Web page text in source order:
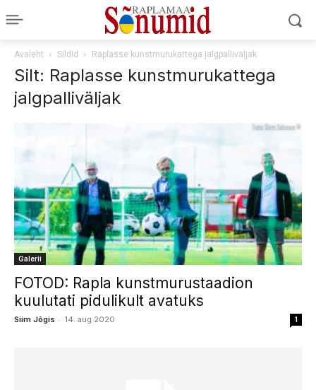
Avaleht Sildid Raplasse kunstmurukattega jalgpalliväljak
Silt: Raplasse kunstmurukattega
jalgpalliväljak
Galerii
FOTOD: Rapla kunstmurustaadion
kuulutati pidulikult avatuks
Siim Jõgis - 14. aug 2020 1